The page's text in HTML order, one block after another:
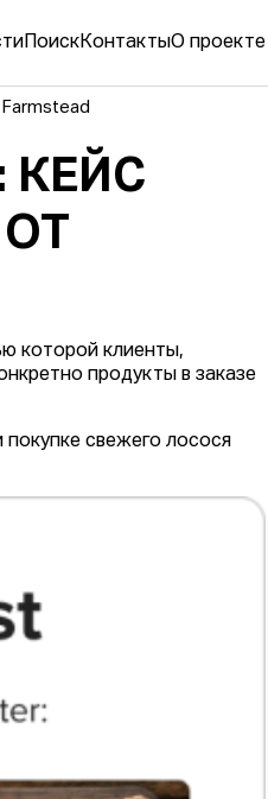
ПоискКонтактыО проекте
КЕЙС
ОТ
которой клиенты,
продукты в заказе
свежего лосося